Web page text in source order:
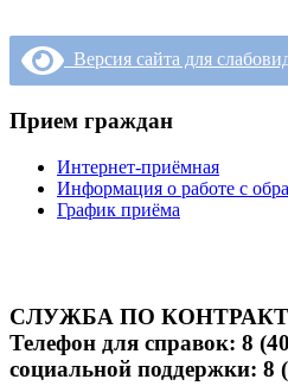
Версия сайта для
Прием граждан
Интернет-приёмная
Информация о работе с
График приёма
СЛУЖБА ПО
Телефон для справок: 8
социальной поддержки: 8